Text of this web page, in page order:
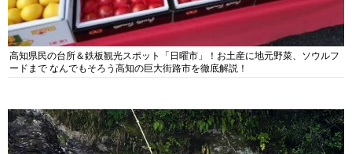
高知県民の台所＆鉄板観光スポット「日曜市」！お土産に地元野菜、ソウルフ
ードまで なんでもそろう高知の巨大街路市を徹底解説！